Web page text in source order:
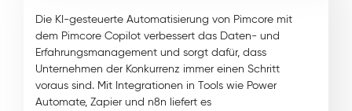
Die KI-gesteuerte Automatisierung von Pimcore mit
dem Pimcore Copilot verbessert das Daten- und
Erfahrungsmanagement und sorgt dafür, dass
Unternehmen der Konkurrenz immer einen Schritt
voraus sind. Mit Integrationen in Tools wie Power
Automate, Zapier und n8n liefert es